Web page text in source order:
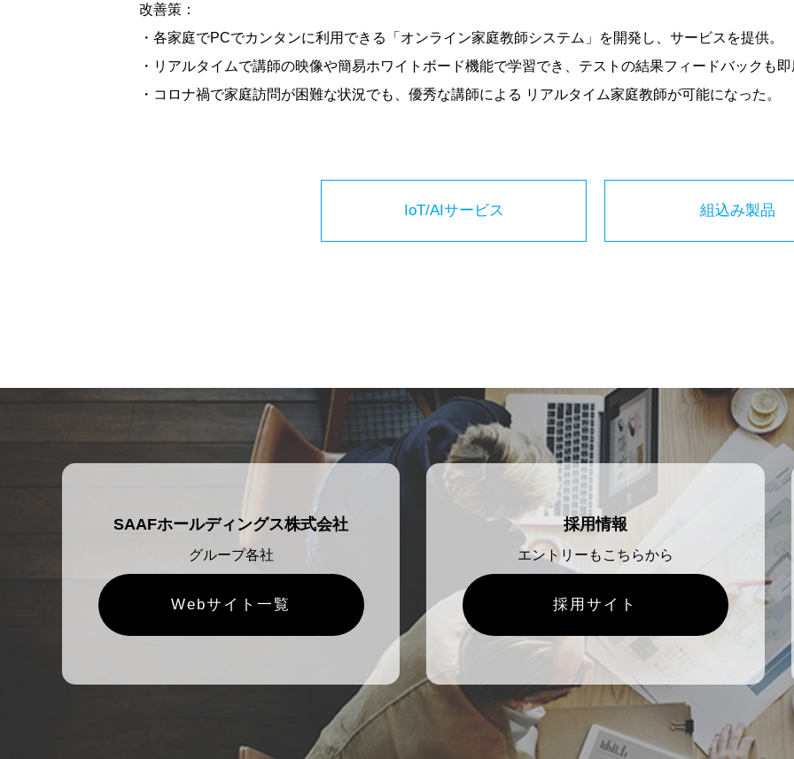
改善策：
・各家庭でPCでカンタンに利用できる「オンライン家庭教師システム」を開発し、サービスを提供。
・リアルタイムで講師の映像や簡易ホワイトボード機能で学習でき、テストの結果フィードバックも即
・コロナ禍で家庭訪問が困難な状況でも、優秀な講師による リアルタイム家庭教師が可能になった。
IoT/AIサービス 組込み製品
SAAFホールディングス株式会社
グループ各社
Webサイト一覧
採用情報
エントリーもこちらから
採用サイト